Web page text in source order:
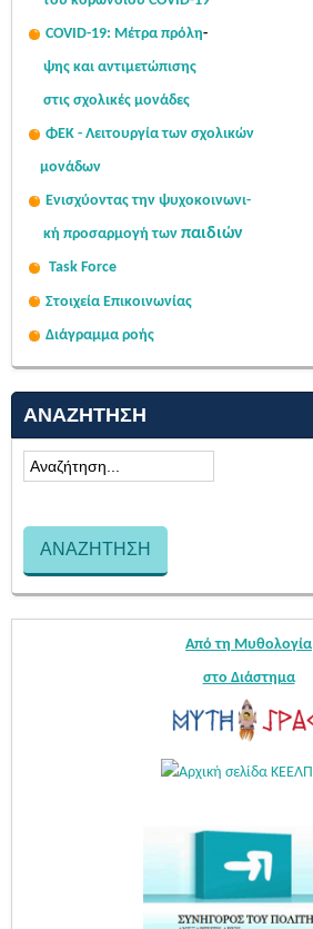
COVID-19: Μέτρα πρόλη-
ψης και αντιμετώπισης
στις σχολικές μονάδες
ΦΕΚ - Λειτουργία των σχολικών
μονάδων
Ενισχύοντας την ψυχοκοινωνι-
κή προσαρμογή των παιδιών
Task Force
Στοιχεία Επικοινωνίας
Διάγραμμα ροής
ΑΝΑΖΉΤΗΣΗ
Από τη Μυθολογία
στο Διάστημα